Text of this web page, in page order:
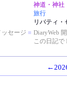
神道・神社
旅行
リバティ
ッセージ ■ DiaryWeb
この日記